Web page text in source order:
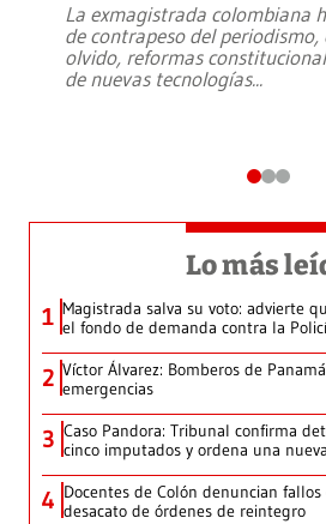
La exmagistrada colombiana
de contrapeso del periodismo,
olvido, reformas
de nuevas tecnologías...
Lo más
1 Magistrada salva su voto: advierte
el fondo de demanda contra la
2 Víctor Álvarez: Bomberos de
emergencias
3 Caso Pandora: Tribunal confirma
cinco imputados y ordena una
4 Docentes de Colón denuncian
desacato de órdenes de reintegro